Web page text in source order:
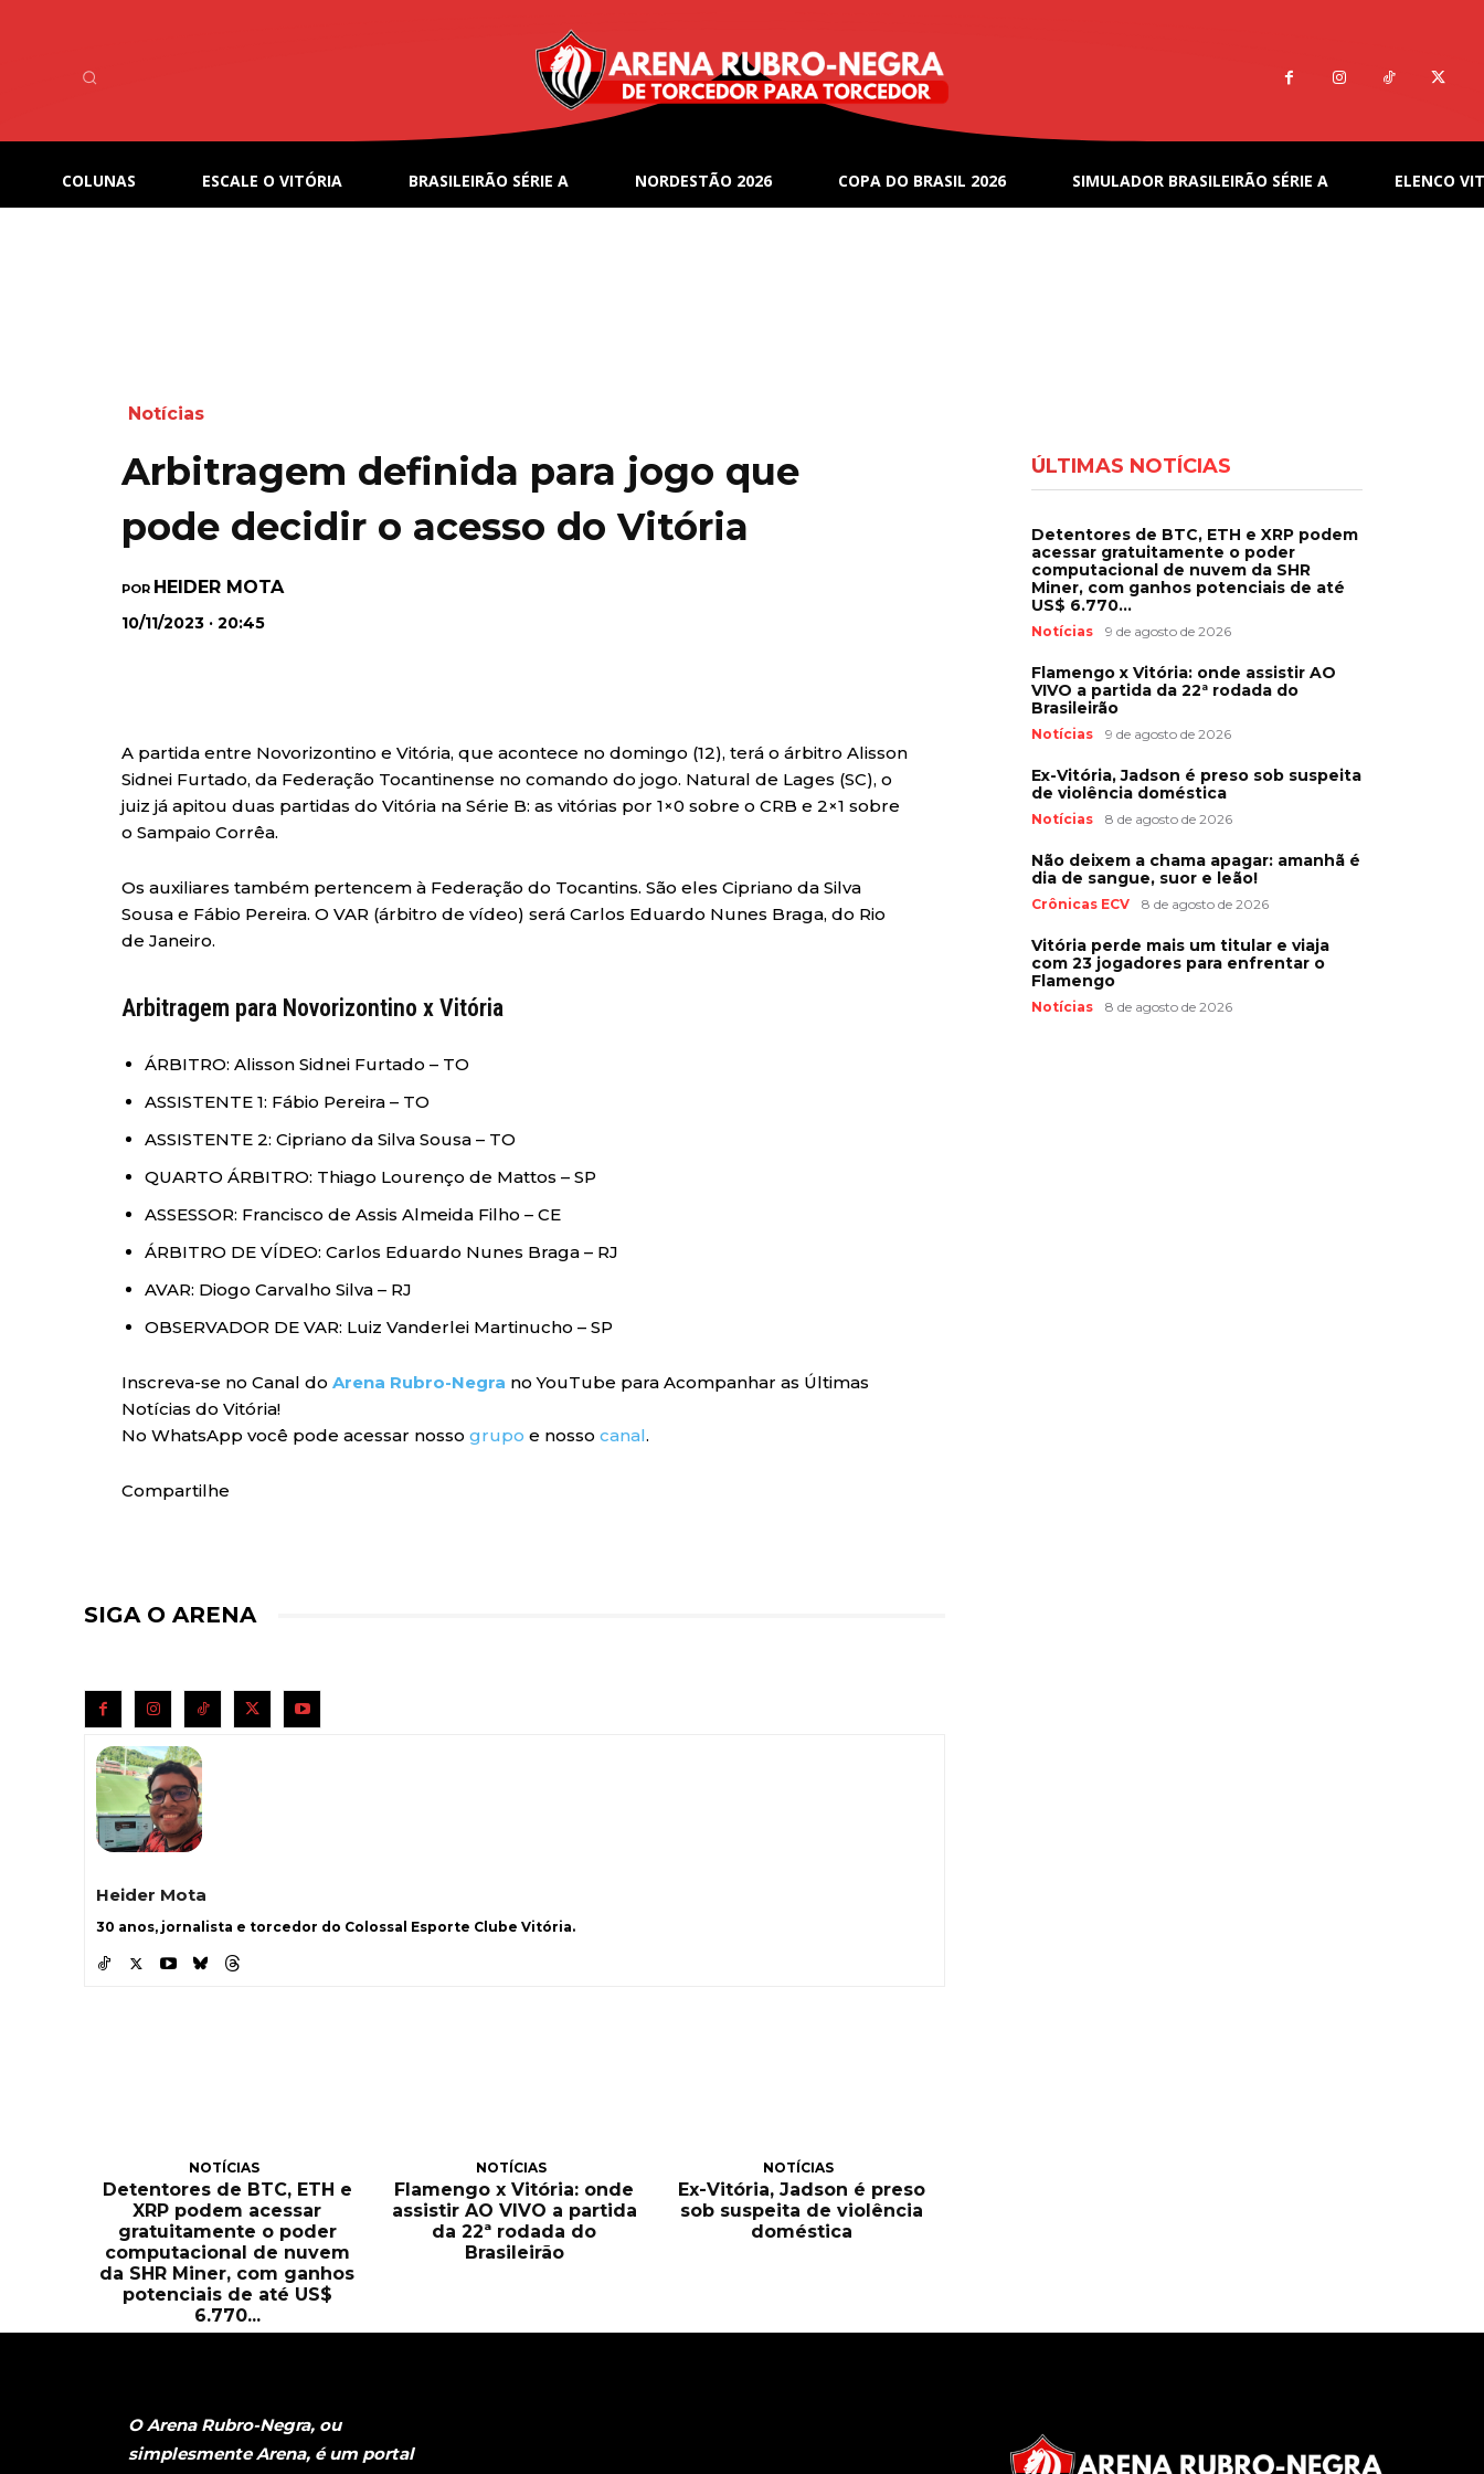
COLUNAS ESCALE O VITÓRIA BRASILEIRÃO SÉRIE A NORDESTÃO 2026 COPA DO BRASIL 2026 SIMULADOR BRASILEIRÃO SÉRIE A ELENCO
Notícias
Arbitragem definida para jogo que
pode decidir o acesso do Vitória
POR HEIDER MOTA
10/11/2023 · 20:45
A partida entre Novorizontino e Vitória, que acontece no domingo (12), terá o árbitro Alisson
Sidnei Furtado, da Federação Tocantinense no comando do jogo. Natural de Lages (SC), o
juiz já apitou duas partidas do Vitória na Série B: as vitórias por 1×0 sobre o CRB e 2×1 sobre
o Sampaio Corrêa.
Os auxiliares também pertencem à Federação do Tocantins. São eles Cipriano da Silva
Sousa e Fábio Pereira. O VAR (árbitro de vídeo) será Carlos Eduardo Nunes Braga, do Rio
de Janeiro.
Arbitragem para Novorizontino x Vitória
ÁRBITRO: Alisson Sidnei Furtado – TO
ASSISTENTE 1: Fábio Pereira – TO
ASSISTENTE 2: Cipriano da Silva Sousa – TO
QUARTO ÁRBITRO: Thiago Lourenço de Mattos – SP
ASSESSOR: Francisco de Assis Almeida Filho – CE
ÁRBITRO DE VÍDEO: Carlos Eduardo Nunes Braga – RJ
AVAR: Diogo Carvalho Silva – RJ
OBSERVADOR DE VAR: Luiz Vanderlei Martinucho – SP
Inscreva-se no Canal do Arena Rubro-Negra no YouTube para Acompanhar as Últimas
Notícias do Vitória!
No WhatsApp você pode acessar nosso grupo e nosso canal.
Compartilhe
SIGA O ARENA
Heider Mota
30 anos, jornalista e torcedor do Colossal Esporte Clube Vitória.
NOTÍCIAS
Detentores de BTC, ETH e
XRP podem acessar
gratuitamente o poder
computacional de nuvem
da SHR Miner, com ganhos
potenciais de até US$
6.770...
NOTÍCIAS
Flamengo x Vitória: onde
assistir AO VIVO a partida
da 22ª rodada do
Brasileirão
NOTÍCIAS
Ex-Vitória, Jadson é preso
sob suspeita de violência
doméstica
ÚLTIMAS NOTÍCIAS
Detentores de BTC, ETH e XRP podem
acessar gratuitamente o poder
computacional de nuvem da SHR
Miner, com ganhos potenciais de até
US$ 6.770...
Notícias 9 de agosto de 2026
Flamengo x Vitória: onde assistir AO
VIVO a partida da 22ª rodada do
Brasileirão
Notícias 9 de agosto de 2026
Ex-Vitória, Jadson é preso sob suspeita
de violência doméstica
Notícias 8 de agosto de 2026
Não deixem a chama apagar: amanhã é
dia de sangue, suor e leão!
Crônicas ECV 8 de agosto de 2026
Vitória perde mais um titular e viaja
com 23 jogadores para enfrentar o
Flamengo
Notícias 8 de agosto de 2026
O Arena Rubro-Negra, ou
simplesmente Arena, é um portal